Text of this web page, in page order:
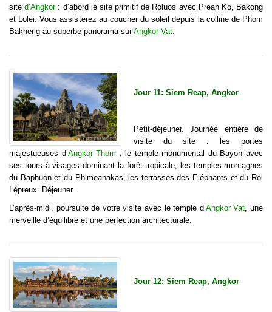
sited’Angkor: d’abord le site primitif de Roluos avec Preah Ko, Bakong
et Lolei. Vous assisterez au coucher du soleil depuis la colline de Phom
Bakherig au superbe panorama surAngkor Vat
Jour 11: Siem Reap, Angkor
Petit-déjeuner. Journée entière de
visite du site : les portes
majestueuses d’Angkor Thom , le temple monumental du Bayon avec
ses tours à visages dominant la forêt tropicale, les temples-montagnes
du Baphuon et du Phimeanakas, les terrasses des Eléphants et du Roi
Lépreux. Déjeuner.
L’après-midi, poursuite de votre visite avec le temple d’Angkor Vat , une
merveille d’équilibre et une perfection architecturale.
Jour 12: Siem Reap, Angkor